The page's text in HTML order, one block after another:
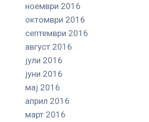
ноември 2016
октомври 2016
септември 2016
август 2016
јули 2016
јуни 2016
мај 2016
април 2016
март 2016